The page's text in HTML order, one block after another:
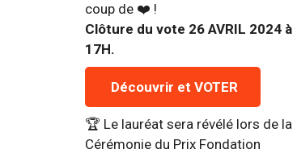
coup de ❤️ !
Clôture du vote 26 AVRIL 2024 à
17H.
Découvrir et VOTER
🏆 Le lauréat sera révélé lors de la
Cérémonie du Prix Fondation